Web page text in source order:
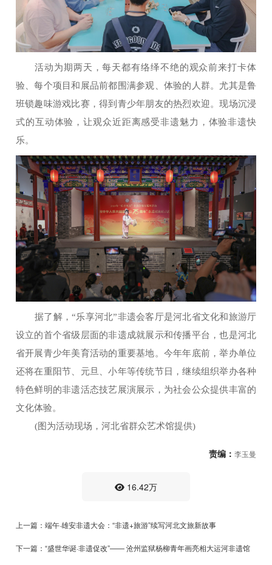
活动为期两天，每天都有络绎不绝的观众前来打卡体
验、每个项目和展品前都围满参观、体验的人群。尤其是鲁
班锁趣味游戏比赛，得到青少年朋友的热烈欢迎。现场沉浸
式的互动体验，让观众近距离感受非遗魅力，体验非遗快
乐。
据了解，“乐享河北”非遗会客厅是河北省文化和旅游厅
设立的首个省级层面的非遗成就展示和传播平台，也是河北
省开展青少年美育活动的重要基地。今年年底前，举办单位
还将在重阳节、元旦、小年等传统节日，继续组织举办各种
特色鲜明的非遗活态技艺展演展示，为社会公众提供丰富的
文化体验。
(图为活动现场，河北省群众艺术馆提供)
责编： 李玉曼
16.42万
上一篇：端午·雄安非遗大会：“非遗+旅游”续写河北文旅新故事
下一篇：“盛世华诞·非遗促改”—— 沧州监狱杨柳青年画亮相大运河非遗馆